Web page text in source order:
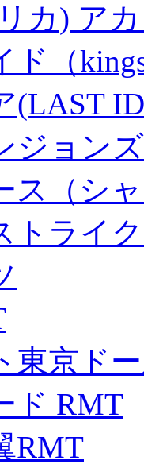
カ) ア
ド（
(LAST
ジョン
ス（シ
トライ
東京ド
ド RMT
RMT